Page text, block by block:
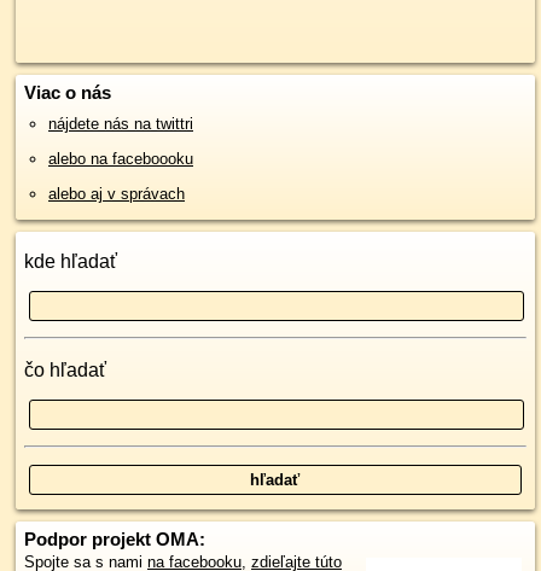
Viac o nás
nájdete nás na twittri
alebo na faceboooku
alebo aj v správach
kde hľadať
čo hľadať
Podpor projekt OMA:
Spojte sa s nami na facebooku, zdieľajte túto